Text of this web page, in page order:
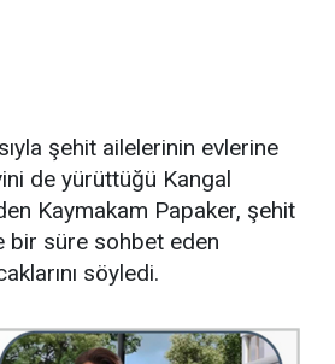
şehit ailelerinin evlerine
de yürüttüğü Kangal
Kaymakam Papaker, şehit
bir süre sohbet eden
söyledi.